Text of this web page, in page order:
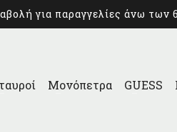
για παραγγελίες άνω των
Μονόπετρα GUESS